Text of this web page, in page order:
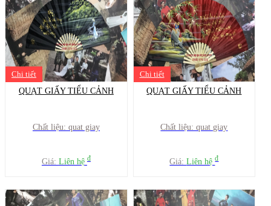
Chi tiết
QUẠT GIẤY TIỂU CẢNH
Chất liệu: quat giay
Giá: Liên hệ đ
Chi tiết
QUẠT GIẤY TIỂU CẢNH
Chất liệu: quat giay
Giá:Liên hệđ